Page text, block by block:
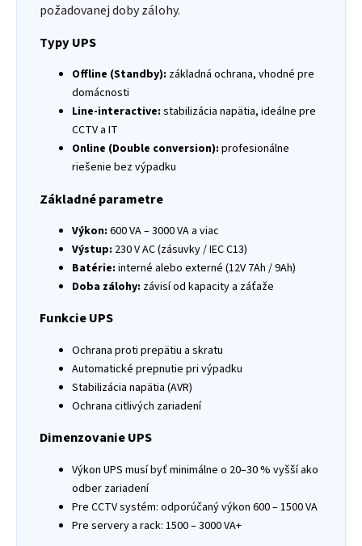
požadovanej doby zálohy.
Typy UPS
Offline (Standby): základná ochrana, vhodné pre
domácnosti
Line-interactive: stabilizácia napätia, ideálne pre
CCTV a IT
Online (Double conversion): profesionálne
riešenie bez výpadku
Základné parametre
Výkon: 600 VA – 3000 VA a viac
Výstup: 230 V AC (zásuvky / IEC C13)
Batérie: interné alebo externé (12V 7Ah / 9Ah)
Doba zálohy: závisí od kapacity a záťaže
Funkcie UPS
Ochrana proti prepätiu a skratu
Automatické prepnutie pri výpadku
Stabilizácia napätia (AVR)
Ochrana citlivých zariadení
Dimenzovanie UPS
Výkon UPS musí byť minimálne o 20–30 % vyšší ako
odber zariadení
Pre CCTV systém: odporúčaný výkon 600 – 1500 VA
Pre servery a rack: 1500 – 3000 VA+